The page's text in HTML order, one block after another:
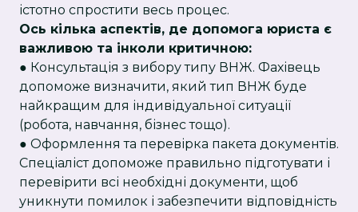
істотно спростити весь процес.
Ось кілька аспектів, де допомога юриста є
важливою та інколи критичною:
● Консультація з вибору типу ВНЖ. Фахівець
допоможе визначити, який тип ВНЖ буде
найкращим для індивідуальної ситуації
(робота, навчання, бізнес тощо).
● Оформлення та перевірка пакета документів.
Спеціаліст допоможе правильно підготувати і
перевірити всі необхідні документи, щоб
уникнути помилок і забезпечити відповідність